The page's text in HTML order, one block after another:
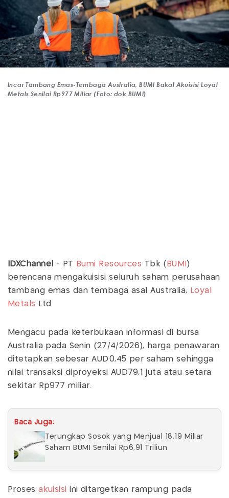
Incar Tambang Emas-Tembaga Australia, BUMI Bakal Akuisisi Loyal
Metals Senilai Rp977 Miliar (Foto: dok BUMI)
IDXChannel - PT Bumi Resources Tbk ( BUMI )
berencana mengakuisisi seluruh saham perusahaan
tambang emas dan tembaga asal Australia, Loyal
Metals
Ltd.
Mengacu pada keterbukaan informasi di bursa
Australia pada Senin (27/4/2026), harga penawaran
ditetapkan sebesar AUD0,45 per saham sehingga
nilai transaksi diproyeksi AUD79,1 juta atau setara
sekitar Rp977 miliar.
Baca Juga:
Terungkap Sosok yang Menjual 18,19 Miliar
Saham BUMI Senilai Rp6,91 Triliun
Prosesakuisisi ini ditargetkan rampung pada